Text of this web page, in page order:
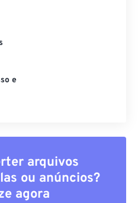
e
arquivos
ou anúncios?
agora